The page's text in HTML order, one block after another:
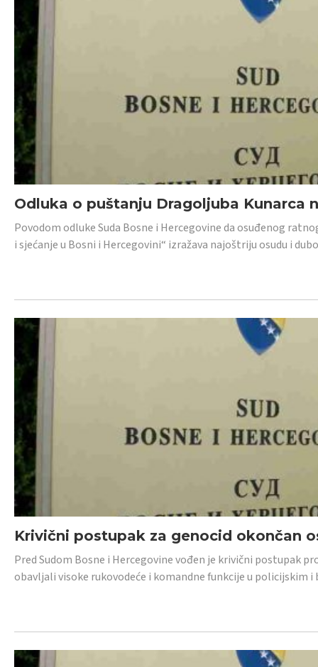
Odluka o puštanju Dragoljuba Kunarca
Povodom odluke Suda Bosne i Hercegovine da osuđenog
i sjećanje u Bosni i Hercegovini“ izražava najoštriju osudu i
Krivični postupak za genocid okončan
Pred Sudom Bosne i Hercegovine vođen je krivični postupak
obavljali visoke rukovodeće i komandne funkcije u policijskim